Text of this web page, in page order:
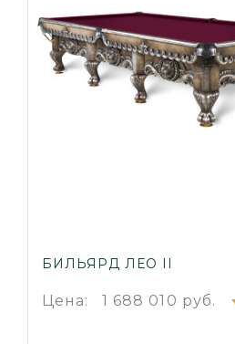
БИЛЬЯРД ЛЕО II
Цена: 1 688 010 руб.